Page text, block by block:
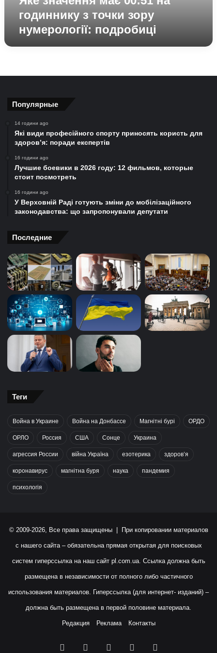
годиннику з точки зору
нумерології: подробиці
Популярные
14 години ago
Які види професійного спорту приносять користь для
здоров’я: поради експертів
16 години ago
Лучшие боевики в 2026 году: 12 фильмов, которые
стоит посмотреть
16 години ago
У Верховній Раді готують зміни до мобілізаційного
законодавства: що запропонували депутати
Последние
Теги
Война в Украине Война на Донбассе Магнітні бурі ОРДО
ОРЛО Россия США Сонце Украина
агрессия России війна Україна езотерика здоров’я
коронавирус магнітна буря наука пандемия
психологія
© 2009-2026, Все права защищены | При копировании материалов
с нашего сайта – обязательна прямая открытая для поисковых
систем гиперссылка на наш сайт pl.com.ua. Ссылка должна быть
размещена в независимости от полного либо частичного
использования материалов. Гиперссылка (для интернет- изданий) –
должна быть размещена в первой половине материала.
Редакция Реклама Контакты
Facebook YouTubeInstagram